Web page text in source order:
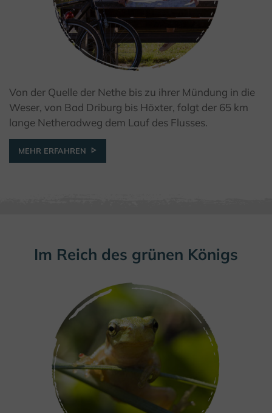
Von der Quelle der Nethe bis zu ihrer Mündung in die
Weser, von Bad Driburg bis Höxter, folgt der 65 km
lange Netheradweg dem Lauf des Flusses.
MEHR ERFAHREN
Im Reich des grünen Königs